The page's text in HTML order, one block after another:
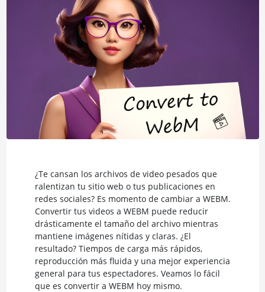
¿Te cansan los archivos de video pesados que
ralentizan tu sitio web o tus publicaciones en
redes sociales? Es momento de cambiar a WEBM.
Convertir tus videos a WEBM puede reducir
drásticamente el tamaño del archivo mientras
mantiene imágenes nítidas y claras. ¿El
resultado? Tiempos de carga más rápidos,
reproducción más fluida y una mejor experiencia
general para tus espectadores. Veamos lo fácil
que es convertir a WEBM hoy mismo.